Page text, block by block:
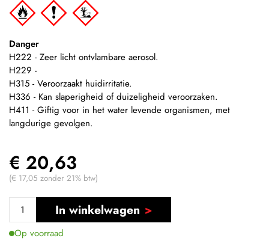
Danger
H222 - Zeer licht ontvlambare aerosol.
H229 -
H315 - Veroorzaakt huidirritatie.
H336 - Kan slaperigheid of duizeligheid veroorzaken.
H411 - Giftig voor in het water levende organismen, met
langdurige gevolgen.
€ 20,63
(€ 17,05 zonder 21% btw)
In winkelwagen
Op voorraad